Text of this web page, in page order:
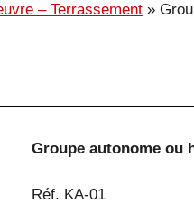
– Terrassement »
Groupe autonome ou
Réf. KA-01